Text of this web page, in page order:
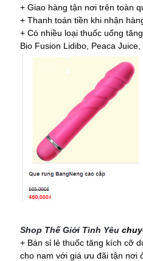
+ Giao hàng tận nơi trên toàn
+ Thanh toán tiền khi nhận
+ Có nhiều loại thuốc uống
Bio Fusion Lidibo, Peaca
Shop Thế Giới Tình Yêu
+ Bán sỉ lẻ thuốc tăng kích cỡ
cho nam với giá ưu đãi tận nơi